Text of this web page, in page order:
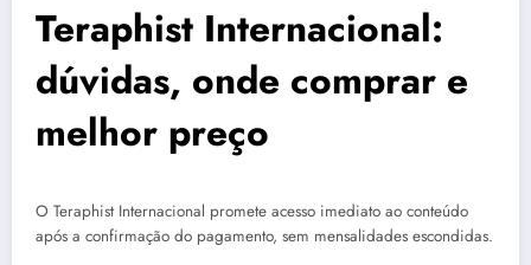
Teraphist Internacional:
dúvidas, onde comprar e
melhor preço
O Teraphist Internacional promete acesso imediato ao conteúdo
após a confirmação do pagamento, sem mensalidades escondidas.